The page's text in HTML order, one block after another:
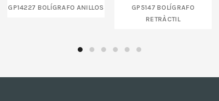
GP14227 BOLÍGRAFO ANILLOS
GP5147 BOLÍGRAFO
RETRÀCTIL